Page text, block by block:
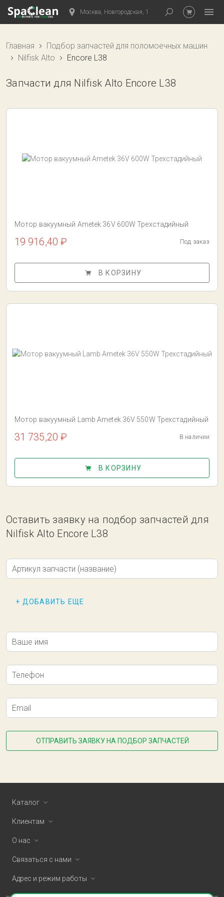
Москва, Новгородская, 1
Главная
Подбор запчастей для поломоечных машин
Nilfisk Alto
Encore L38
Запчасти для Nilfisk Alto Encore L38
Мотор вакуумный Ametek 36V 600W Трехстадийный
19 916,40 ₽ Под заказ
В КОРЗИНУ
Мотор вакуумный Lamb Ametek 36V 550W Трехстадийный
31 735,20 ₽ В наличии
В КОРЗИНУ
Оставить заявку на подбор запчастей для
Nilfisk Alto Encore L38
Артикул запчасти (название)
+ ДОБАВИТЬ ЕЩЕ
Ваше имя
Телефон
Email
ОТПРАВИТЬ ЗАЯВКУ НА ПОДБОР ЗАПЧАСТЕЙ
Каталог
Клиентам
О нас
Связаться с нами
Адрес и режим работы